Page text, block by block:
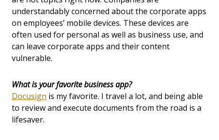
understandably concerned about the corporate apps
on employees’ mobile devices. These devices are
often used for personal as well as business use, and
can leave corporate apps and their content
vulnerable.
What is your favorite business app?
Docusign is my favorite. I travel a lot, and being able
to review and execute documents from the road is a
lifesaver.